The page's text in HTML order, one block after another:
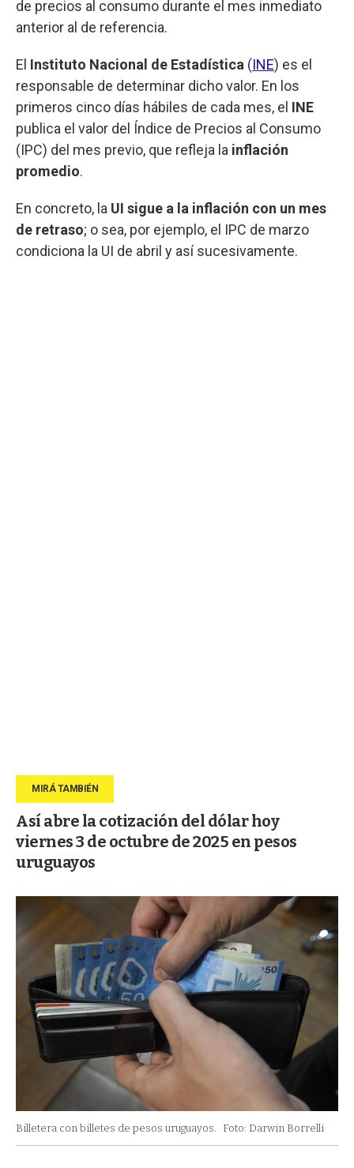
de precios al consumo durante el mes inmediato
anterior al de referencia.
El Instituto Nacional de Estadística (INE) es el
responsable de determinar dicho valor. En los
primeros cinco días hábiles de cada mes, el INE
publica el valor del Índice de Precios al Consumo
(IPC) del mes previo, que refleja la inflación
promedio.
En concreto, la UI sigue a la inflación con un mes
de retraso; o sea, por ejemplo, el IPC de marzo
condiciona la UI de abril y así sucesivamente.
Así abre la cotización del dólar hoy
viernes 3 de octubre de 2025 en pesos
uruguayos
Billetera con billetes de pesos uruguayos. Foto: Darwin Borrelli